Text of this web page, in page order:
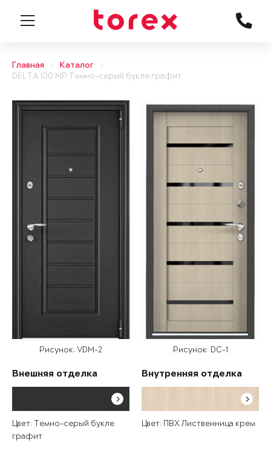
Главная
Каталог
DELTA 100 MP Темно-серый букле графит
Рисунок: VDM-2
Внешняя отделка
Цвет: Темно-серый букле
графит
Рисунок: DC-1
Внутренняя отделка
Цвет: ПВХ Лиственница крем